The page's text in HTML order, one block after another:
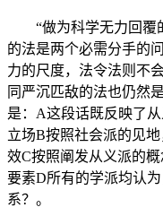
“做为科学无力回覆
的法是两个必需分手的
力的尺度，法令法则不
同严沉匹敌的法也仍然
是：A这段话既反映了
立场B按照社会派的见
效C按照阐发从义派的
要素D所有的学派均认
系？。